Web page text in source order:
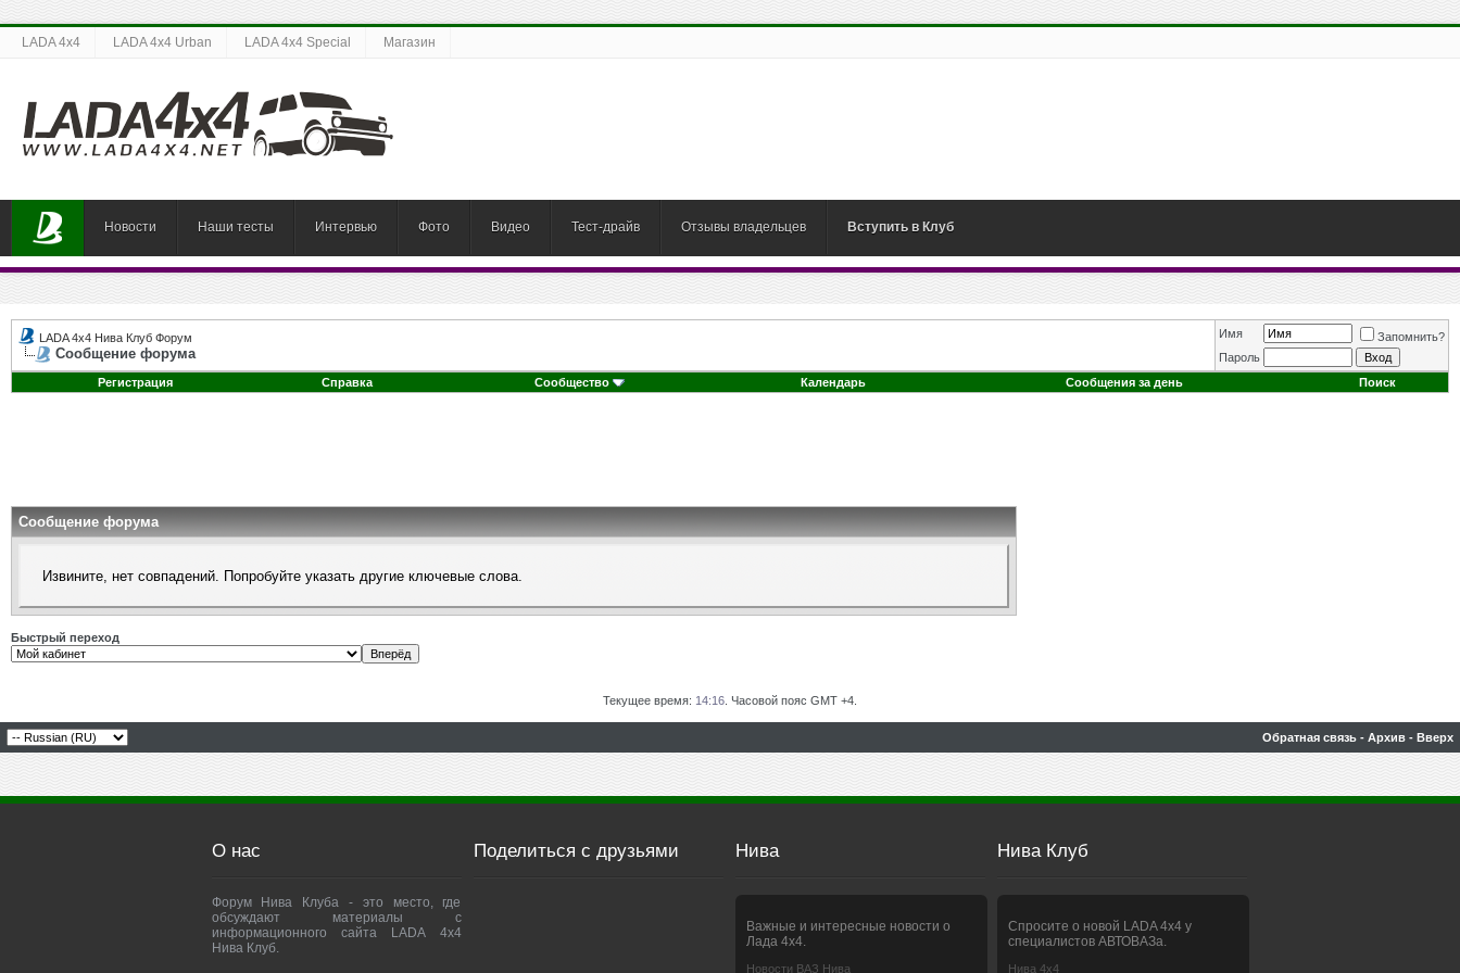
LADA 4x4 LADA 4x4 Urban LADA 4x4 Special Магазин
Новости Наши тесты Интервью Фото Видео Тест-драйв Отзывы владельцев Вступить в Клуб
LADA 4x4 Нива Клуб Форум
Сообщение форума
Имя
Запомнить?
Пароль
Регистрация
Справка Сообщество Календарь Сообщения за день Поиск
Сообщение форума
Извините, нет совпадений. Попробуйте указать другие ключевые слова.
Быстрый переход
Текущее время: 14:16 . Часовой пояс GMT +4.
Обратная связь - Архив - Вверх
О нас
Форум Нива Клуба - это место, где
обсуждают материалы с
информационного сайта LADA 4x4
Нива Клуб.
Поделиться с друзьями Нива
Важные и интересные новости о
Лада 4х4.
Новости ВАЗ Нива
Нива Клуб
Спросите о новой LADA 4x4 у
специалистов АВТОВАЗа.
Нива 4х4